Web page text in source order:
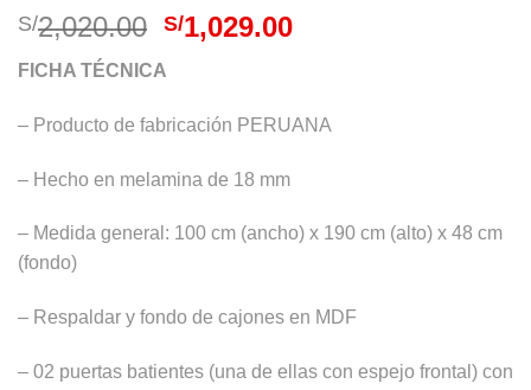
S/2,020.00 El
original
era:
S/2,020.00.
S/1,029.00El
es:
S/1,029.00.
FICHA TÉCNICA
– Producto de fabricación PERUANA
– Hecho en melamina de 18 mm
– Medida general: 100 cm (ancho) x 190 cm (alto) x 48 cm
(fondo)
– Respaldar y fondo de cajones en MDF
– 02 puertas batientes (una de ellas con espejo frontal) con